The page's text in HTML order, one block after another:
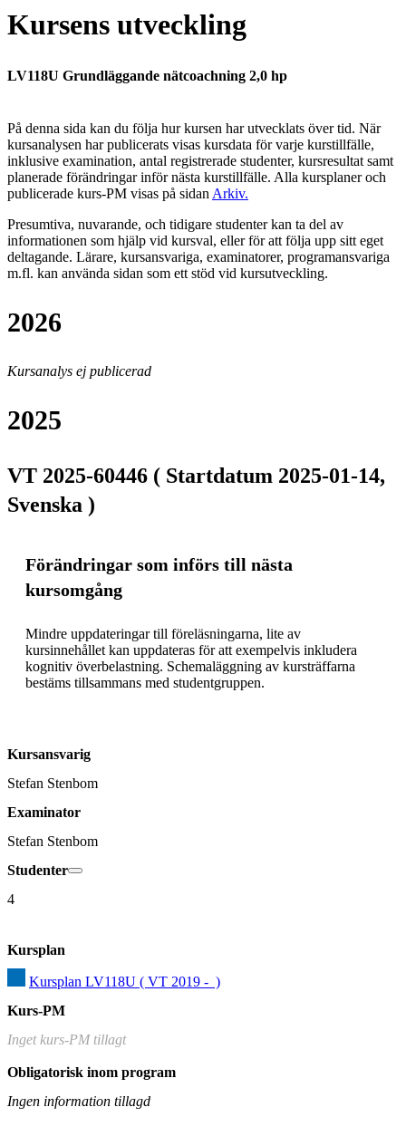
Kursens utveckling
LV118U Grundläggande nätcoachning 2,0 hp
På denna sida kan du följa hur kursen har utvecklats över tid. När
kursanalysen har publicerats visas kursdata för varje kurstillfälle,
inklusive examination, antal registrerade studenter, kursresultat samt
planerade förändringar inför nästa kurstillfälle. Alla kursplaner och
publicerade kurs-PM visas på sidan Arkiv.
Presumtiva, nuvarande, och tidigare studenter kan ta del av
informationen som hjälp vid kursval, eller för att följa upp sitt eget
deltagande. Lärare, kursansvariga, examinatorer, programansvariga
m.fl. kan använda sidan som ett stöd vid kursutveckling.
2026
Kursanalys ej publicerad
2025
VT 2025-60446 ( Startdatum 2025-01-14,
Svenska )
Förändringar som införs till nästa
kursomgång
Mindre uppdateringar till föreläsningarna, lite av
kursinnehållet kan uppdateras för att exempelvis inkludera
kognitiv överbelastning. Schemaläggning av kursträffarna
bestäms tillsammans med studentgruppen.
Kursansvarig
Stefan Stenbom
Examinator
Stefan Stenbom
Studenter
4
Kursplan
Kursplan LV118U ( VT 2019 -  )
Kurs-PM
Inget kurs-PM tillagt
Obligatorisk inom program
Ingen information tillagd